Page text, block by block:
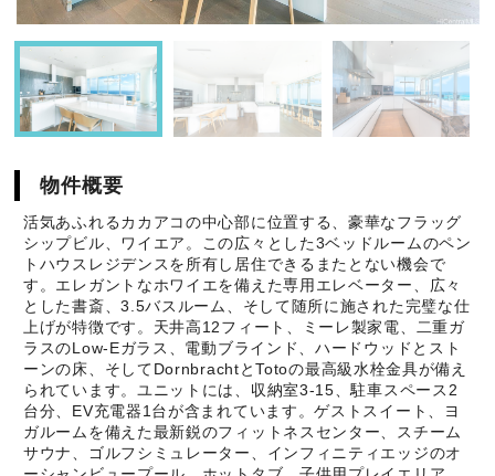
物件概要
活気あふれるカカアコの中心部に位置する、豪華なフラッグ
シップビル、ワイエア。この広々とした3ベッドルームのペン
トハウスレジデンスを所有し居住できるまたとない機会で
す。エレガントなホワイエを備えた専用エレベーター、広々
とした書斎、3.5バスルーム、そして随所に施された完璧な仕
上げが特徴です。天井高12フィート、ミーレ製家電、二重ガ
ラスのLow-Eガラス、電動ブラインド、ハードウッドとスト
ーンの床、そしてDornbrachtとTotoの最高級水栓金具が備え
られています。ユニットには、収納室3-15、駐車スペース2
台分、EV充電器1台が含まれています。ゲストスイート、ヨ
ガルームを備えた最新鋭のフィットネスセンター、スチーム
サウナ、ゴルフシミュレーター、インフィニティエッジのオ